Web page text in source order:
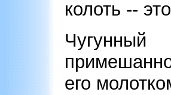
колоть --
его